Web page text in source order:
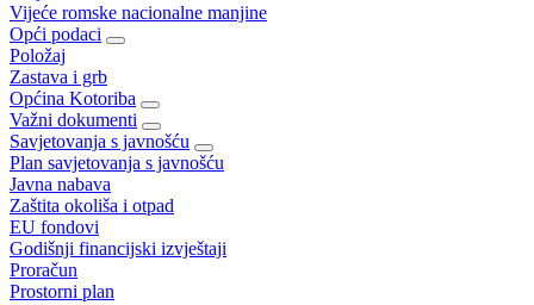
Vijeće romske nacionalne manjine
Opći podaci
Položaj
Zastava i grb
Općina Kotoriba
Važni dokumenti
Savjetovanja s javnošću
Plan savjetovanja s javnošću
Javna nabava
Zaštita okoliša i otpad
EU fondovi
Godišnji financijski izvještaji
Proračun
Prostorni plan